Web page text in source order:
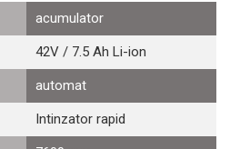
acumulator
42V / 7.5 Ah Li-ion
automat
Intinzator rapid